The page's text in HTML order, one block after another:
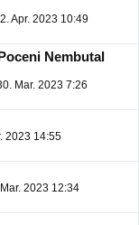
Apr. 2023 10:49
Nembutal
Mar. 2023 7:26
2023 14:55
2023 12:34